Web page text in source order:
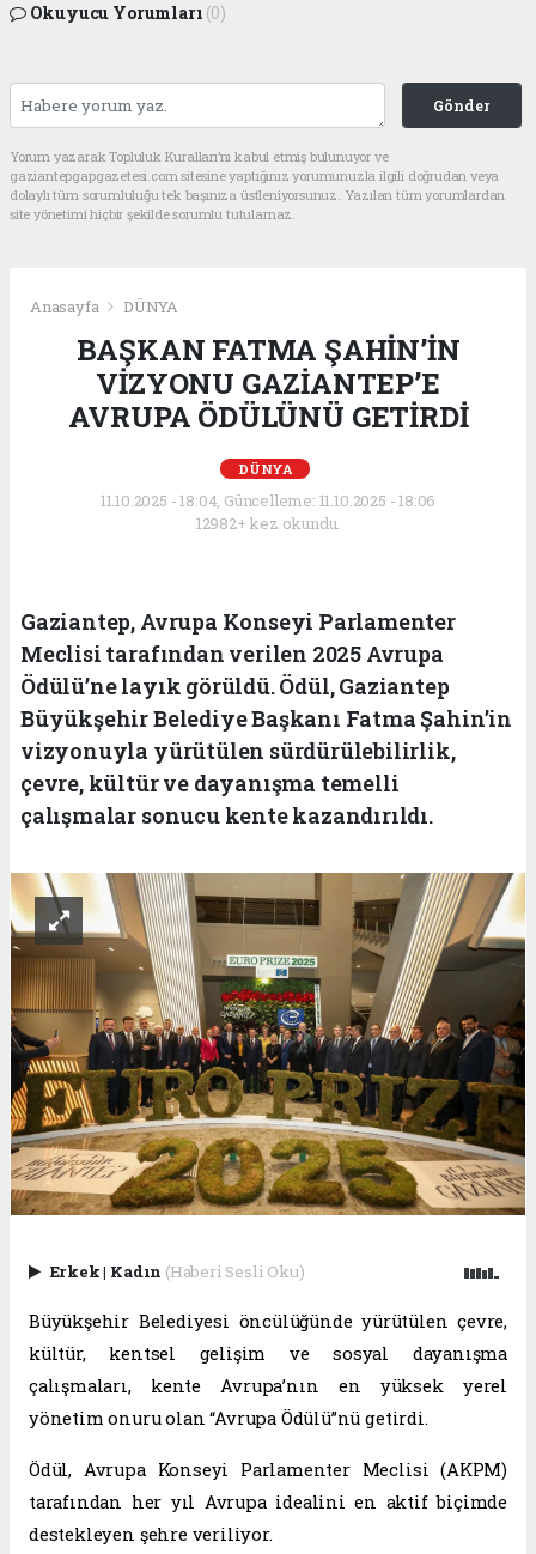
Okuyucu Yorumları (0)
Gönder
Yorum yazarak Topluluk Kuralları’nı kabul etmiş bulunuyor ve
gaziantepgapgazetesi.com sitesine yaptığınız yorumunuzla ilgili doğrudan veya
dolaylı tüm sorumluluğu tek başınıza üstleniyorsunuz. Yazılan tüm yorumlardan
site yönetimi hiçbir şekilde sorumlu tutulamaz.
Anasayfa DÜNYA
BAŞKAN FATMA ŞAHİN’İN
VİZYONU GAZİANTEP’E
AVRUPA ÖDÜLÜNÜ GETİRDİ
DÜNYA
11.10.2025 - 18:04, Güncelleme: 11.10.2025 - 18:06
12982+ kez okundu.
Gaziantep, Avrupa Konseyi Parlamenter
Meclisi tarafından verilen 2025 Avrupa
Ödülü’ne layık görüldü. Ödül, Gaziantep
Büyükşehir Belediye Başkanı Fatma Şahin’in
vizyonuyla yürütülen sürdürülebilirlik,
çevre, kültür ve dayanışma temelli
çalışmalar sonucu kente kazandırıldı.
Erkek| Kadın (Haberi Sesli Oku)
Büyükşehir Belediyesi öncülüğünde yürütülen çevre,
kültür, kentsel gelişim ve sosyal dayanışma
çalışmaları, kente Avrupa’nın en yüksek yerel
yönetim onuru olan “Avrupa Ödülü”nü getirdi.
Ödül, Avrupa Konseyi Parlamenter Meclisi (AKPM)
tarafından her yıl Avrupa idealini en aktif biçimde
destekleyen şehre veriliyor.